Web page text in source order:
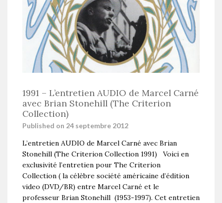
1991 – L’entretien AUDIO de Marcel Carné
avec Brian Stonehill (The Criterion
Collection)
Published on 24 septembre 2012
L’entretien AUDIO de Marcel Carné avec Brian
Stonehill (The Criterion Collection 1991) Voici en
exclusivité l’entretien pour The Criterion
Collection ( la célèbre société américaine d’édition
video (DVD/BR) entre Marcel Carné et le
professeur Brian Stonehill (1953-1997). Cet entretien